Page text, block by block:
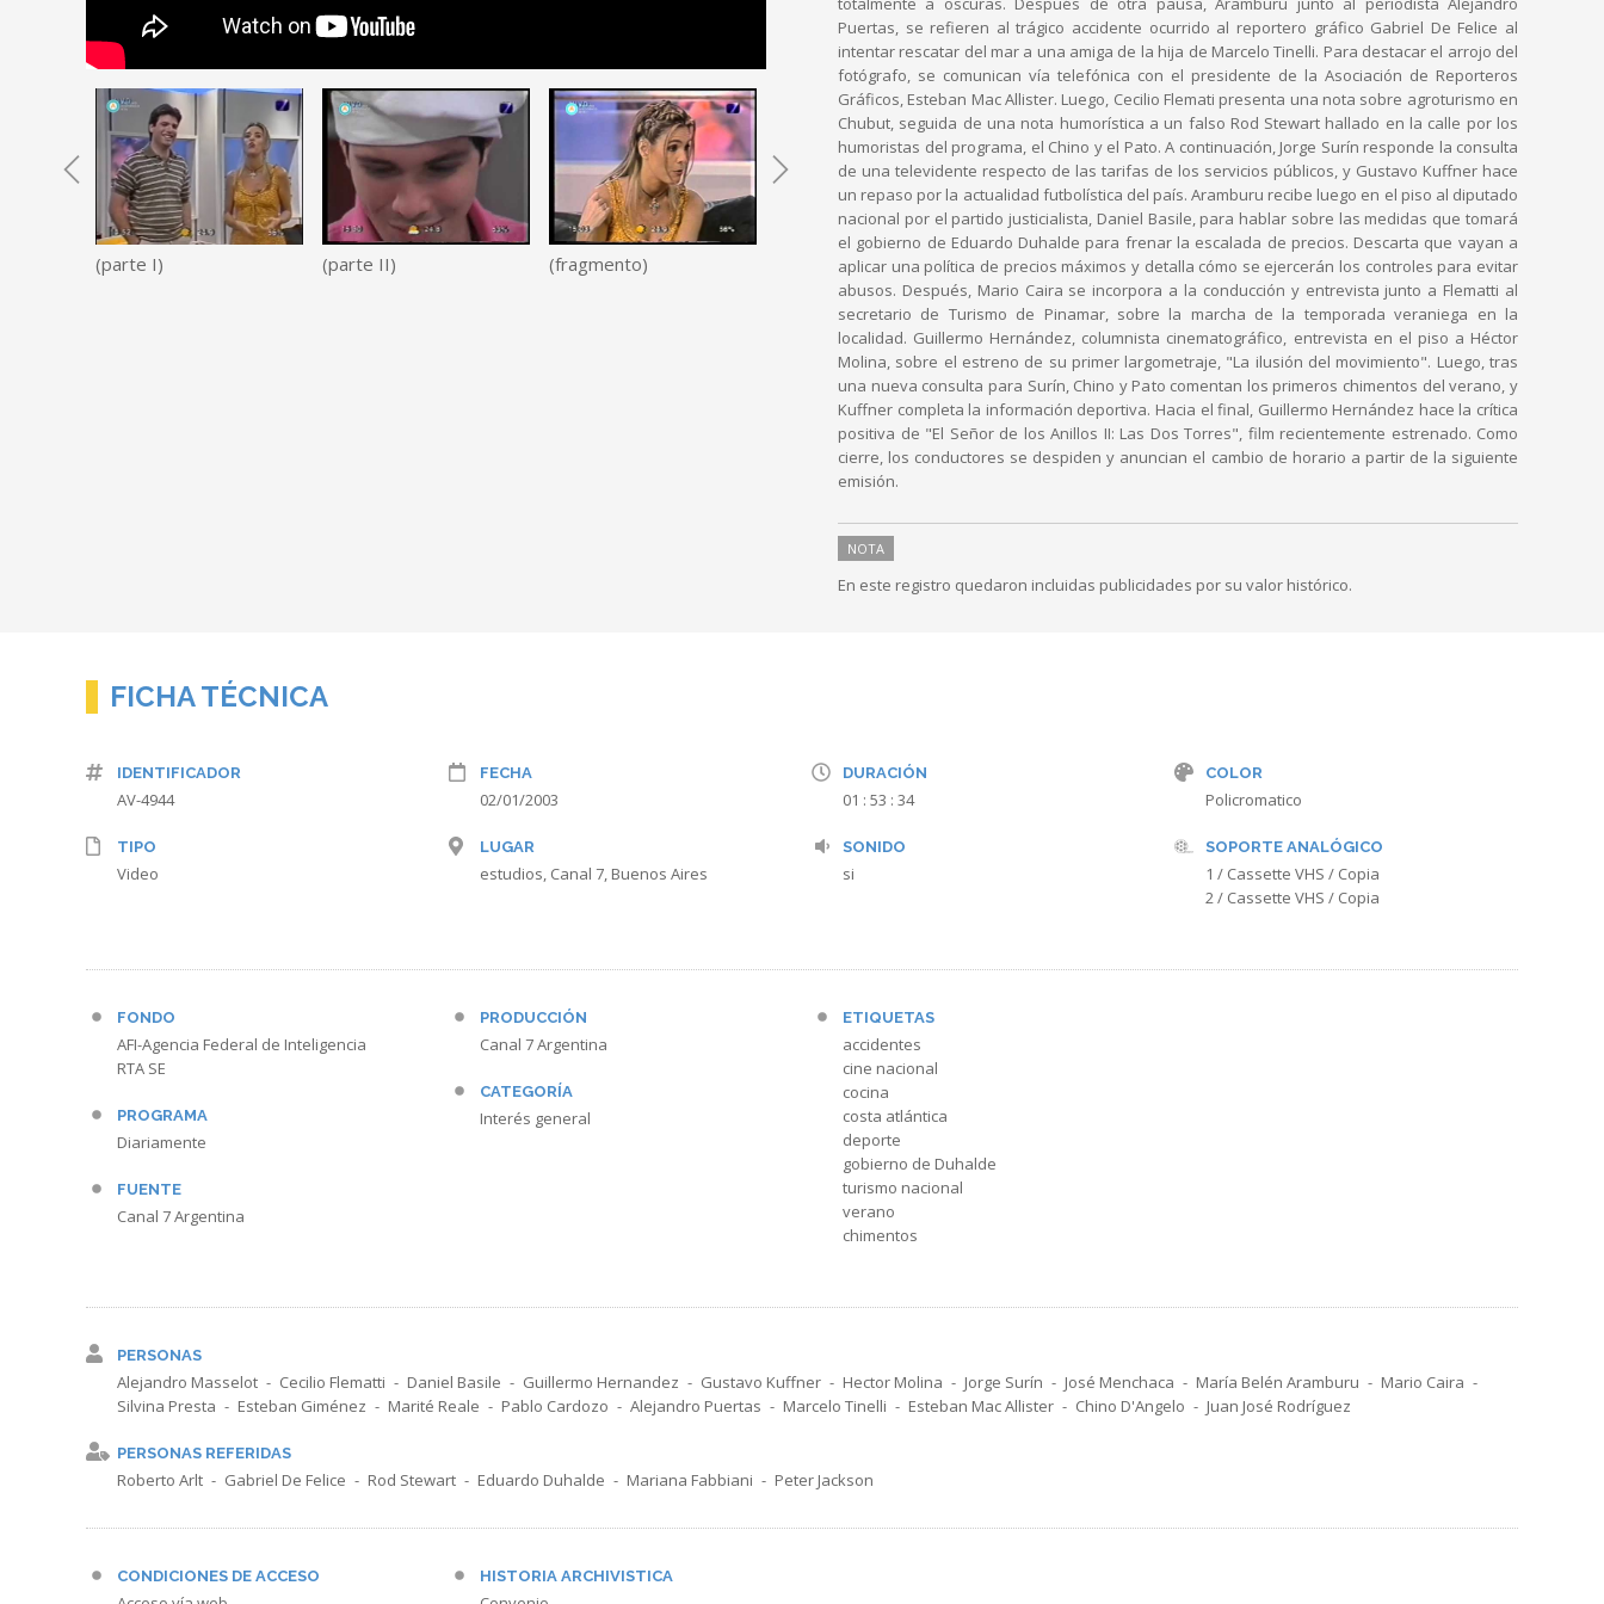
(parte I) (parte II) (fragmento)
Puertas, se refieren al trágico accidente ocurrido al reportero gráfico Gabriel De Felice al
intentar rescatar del mar a una amiga de la hija de Marcelo Tinelli. Para destacar el arrojo del
fotógrafo, se comunican vía telefónica con el presidente de la Asociación de Reporteros
Gráficos, Esteban Mac Allister. Luego, Cecilio Flemati presenta una nota sobre agroturismo en
Chubut, seguida de una nota humorística a un falso Rod Stewart hallado en la calle por los
humoristas del programa, el Chino y el Pato. A continuación, Jorge Surín responde la consulta
de una televidente respecto de las tarifas de los servicios públicos, y Gustavo Kuffner hace
un repaso por la actualidad futbolística del país. Aramburu recibe luego en el piso al diputado
nacional por el partido justicialista, Daniel Basile, para hablar sobre las medidas que tomará
el gobierno de Eduardo Duhalde para frenar la escalada de precios. Descarta que vayan a
aplicar una política de precios máximos y detalla cómo se ejercerán los controles para evitar
abusos. Después, Mario Caira se incorpora a la conducción y entrevista junto a Flematti al
secretario de Turismo de Pinamar, sobre la marcha de la temporada veraniega en la
localidad. Guillermo Hernández, columnista cinematográfico, entrevista en el piso a Héctor
Molina, sobre el estreno de su primer largometraje, "La ilusión del movimiento". Luego, tras
una nueva consulta para Surín, Chino y Pato comentan los primeros chimentos del verano, y
Kuffner completa la información deportiva. Hacia el final, Guillermo Hernández hace la crítica
positiva de "El Señor de los Anillos II: Las Dos Torres", film recientemente estrenado. Como
cierre, los conductores se despiden y anuncian el cambio de horario a partir de la siguiente
emisión.
NOTA
En este registro quedaron incluidas publicidades por su valor histórico.
FICHA TÉCNICA
IDENTIFICADOR
AV-4944
TIPO
Video
FECHA
02/01/2003
LUGAR
estudios, Canal 7, Buenos Aires
DURACIÓN
01 : 53 : 34
SONIDO
si
COLOR
Policromatico
SOPORTE ANALÓGICO
1 / Cassette VHS / Copia
2 / Cassette VHS / Copia
FONDO
AFI-Agencia Federal de Inteligencia
RTA SE
PROGRAMA
Diariamente
FUENTE
Canal 7 Argentina
PRODUCCIÓN
Canal 7 Argentina
CATEGORÍA
Interés general
ETIQUETAS
accidentes
cine nacional
cocina
costa atlántica
deporte
gobierno de Duhalde
turismo nacional
verano
chimentos
PERSONAS
Alejandro Masselot Cecilio Flematti Daniel Basile Guillermo Hernandez Gustavo Kuffner Hector Molina Jorge Surín José Menchaca María Belén Aramburu
Mario Caira
Silvina Presta
Esteban Giménez Marité Reale Pablo Cardozo Alejandro Puertas Marcelo Tinelli Esteban Mac Allister Chino D'Angelo Juan José Rodríguez
PERSONAS REFERIDAS
Roberto Arlt Gabriel De Felice Rod Stewart Eduardo Duhalde Mariana Fabbiani Peter Jackson
CONDICIONES DE ACCESO HISTORIA ARCHIVISTICA